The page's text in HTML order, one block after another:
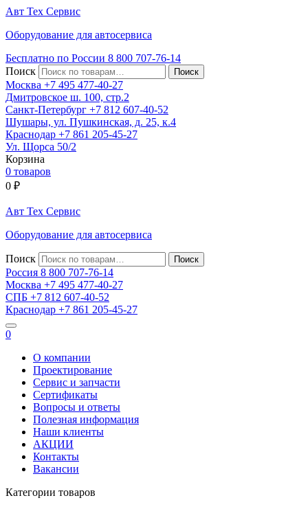
Авт Тех Сервис
Оборудование для автосервиса
Бесплатно по России 8 800 707-76-14
Поиск
Москва +7 495 477-40-27
Дмитровское ш. 100, стр.2
Санкт-Петербург +7 812 607-40-52
Шушары, ул. Пушкинская, д. 25, к.4
Краснодар +7 861 205-45-27
Ул. Щорса 50/2
Корзина
0 товаров
0 ₽
Авт Тех Сервис
Оборудование для автосервиса
Поиск
Россия 8 800 707-76-14
Москва +7 495 477-40-27
СПБ +7 812 607-40-52
Краснодар +7 861 205-45-27
0
О компании
Проектирование
Сервис и запчасти
Сертификаты
Вопросы и ответы
Полезная информация
Наши клиенты
АКЦИИ
Контакты
Вакансии
Категории товаров